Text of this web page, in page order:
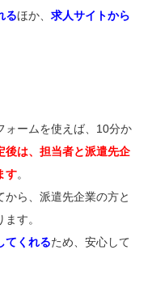
るほか、 求人サイトから
ームを使えば、10分か
後は、担当者と派遣先企
す。
ら、派遣先企業の方と
す。
てくれるため、安心して